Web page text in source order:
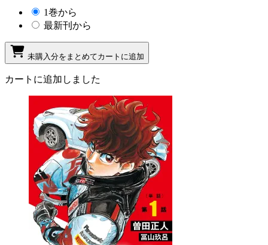
1巻から
最新刊から
未購入分をまとめてカートに追加
カートに追加しました